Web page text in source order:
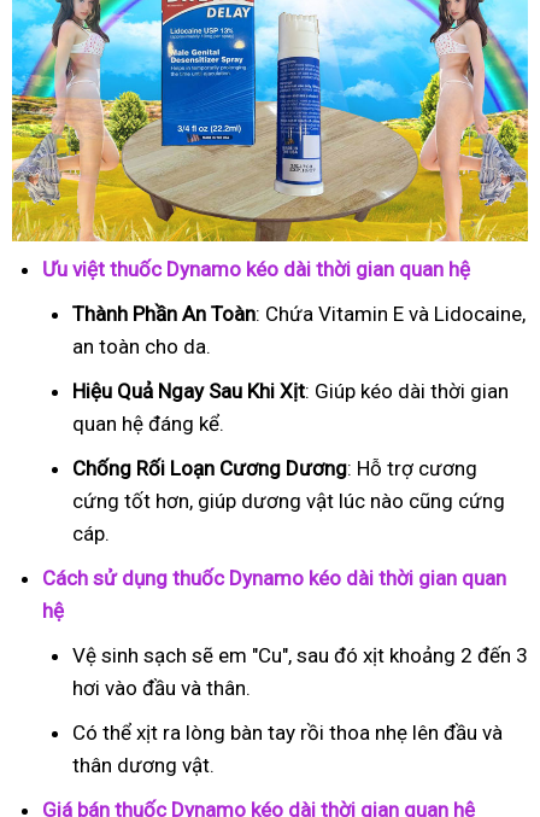
Ưu việt thuốc Dynamo kéo dài thời gian quan hệ
Thành Phần An Toàn: Chứa Vitamin E và Lidocaine,
an toàn cho da.
Hiệu Quả Ngay Sau Khi Xịt: Giúp kéo dài thời gian
quan hệ đáng kể.
Chống Rối Loạn Cương Dương: Hỗ trợ cương
cứng tốt hơn, giúp dương vật lúc nào cũng cứng
cáp.
Cách sử dụng thuốc Dynamo kéo dài thời gian quan
hệ
Vệ sinh sạch sẽ em "Cu", sau đó xịt khoảng 2 đến 3
hơi vào đầu và thân.
Có thể xịt ra lòng bàn tay rồi thoa nhẹ lên đầu và
thân dương vật.
Giá bán thuốc Dynamo kéo dài thời gian quan hệ